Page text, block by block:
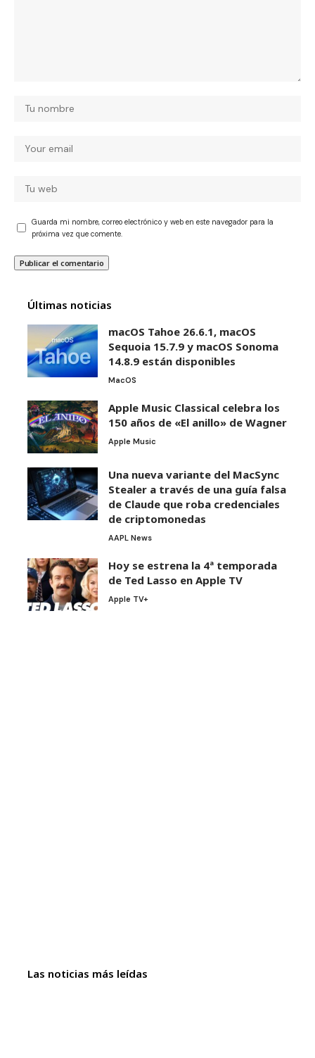
Guarda mi nombre, correo electrónico y web en este navegador para la
próxima vez que comente.
Últimas noticias
macOS Tahoe 26.6.1, macOS
Sequoia 15.7.9 y macOS Sonoma
14.8.9 están disponibles
MacOS
Apple Music Classical celebra los
150 años de «El anillo» de Wagner
Apple Music
Una nueva variante del MacSync
Stealer a través de una guía falsa
de Claude que roba credenciales
de criptomonedas
AAPL News
Hoy se estrena la 4ª temporada
de Ted Lasso en Apple TV
Apple TV+
Las noticias más leídas